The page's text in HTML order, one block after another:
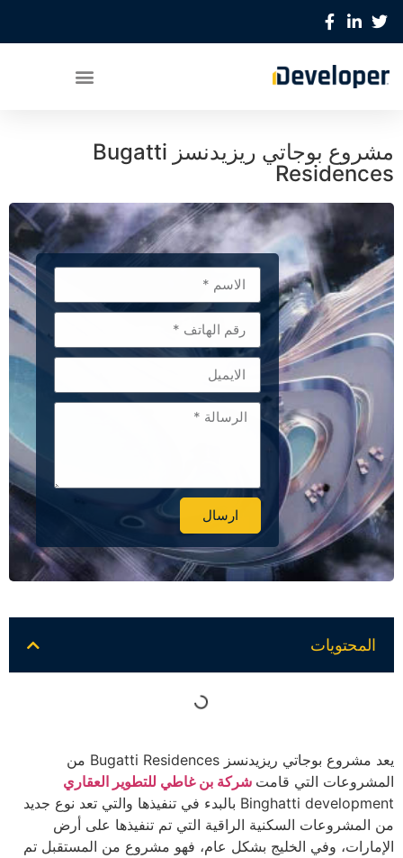
مشروع بوجاتي ريزيدنسز Bugatti
Residences
ارسال
Alternative:
المحتويات
يعد مشروع بوجاتي ريزيدنسز Bugatti Residences من
المشروعات التي قامت شركة بن غاطي للتطوير العقاري
Binghatti development بالبدء في تنفيذها والتي تعد نوع جديد
من المشروعات السكنية الراقية التي تم تنفيذها على أرض
الإمارات، وفي الخليج بشكل عام، فهو مشروع من المستقبل تم